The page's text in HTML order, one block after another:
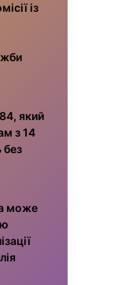
із
який
з 14
без
може